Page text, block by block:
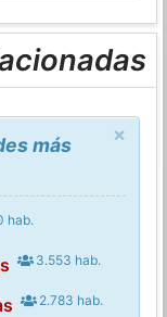
×
más
hab.
3.553 hab.
2.783 hab.